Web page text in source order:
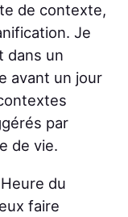
de contexte,
Je
dans un
avant un jour
par
de vie.
du
faire